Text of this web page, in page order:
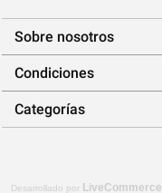
Sobre nosotros
Condiciones
Categorías
Desarrollado por LiveCommerce